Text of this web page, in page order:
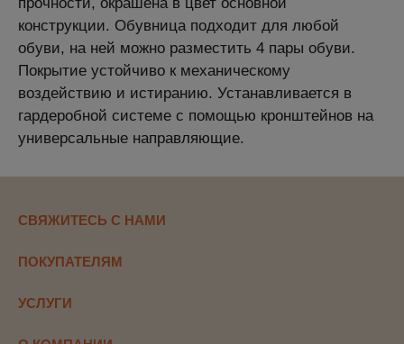
конструкции. Обувница подходит для любой
обуви, на ней можно разместить 4 пары обуви.
Покрытие устойчиво к механическому
воздействию и истиранию. Устанавливается в
гардеробной системе с помощью кронштейнов на
универсальные направляющие.
СВЯЖИТЕСЬ С НАМИ
ПОКУПАТЕЛЯМ
УСЛУГИ